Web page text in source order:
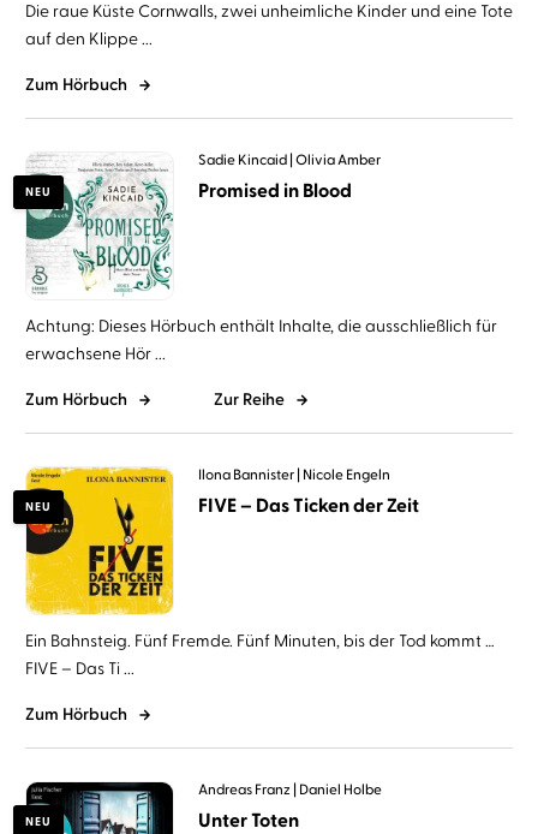
Die raue Küste Cornwalls, zwei unheimliche Kinder und eine Tote
auf den Klippe ...
Zum Hörbuch
NEU
Sadie Kincaid Olivia Amber
Promised in Blood
Achtung: Dieses Hörbuch enthält Inhalte, die ausschließlich für
erwachsene Hör ...
Zum Hörbuch Zur Reihe
NEU
Ilona Bannister Nicole Engeln
FIVE – Das Ticken der Zeit
Ein Bahnsteig. Fünf Fremde. Fünf Minuten, bis der Tod kommt …
FIVE – Das Ti ...
Zum Hörbuch
NEU
Andreas Franz Daniel Holbe
Unter Toten